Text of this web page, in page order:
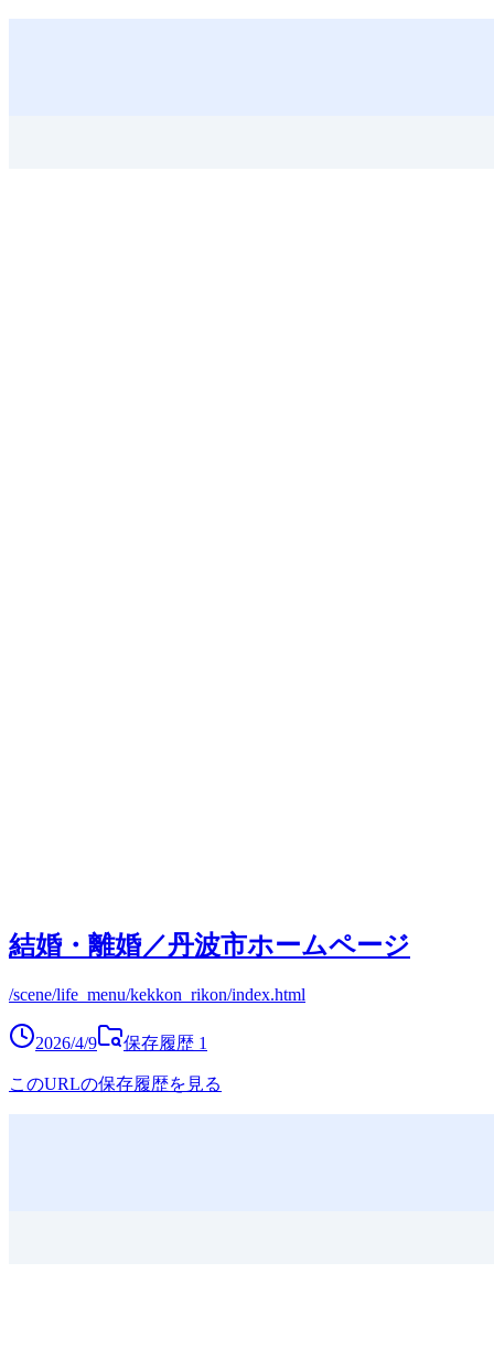
結婚・離婚／丹波市ホームページ
/scene/life_menu/kekkon_rikon/index.html
2026/4/9 保存履歴 1
このURLの保存履歴を見る